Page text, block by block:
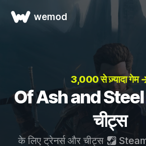
wemod
3,000 से ज़्यादा गेम
Of Ash and Steel
चीट्स
के लिए ट्रेनर्स और चीट्स